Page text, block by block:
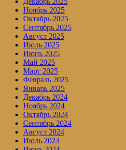
Ноябрь 2025
Октябрь 2025
Сентябрь 2025
Август 2025
Июль 2025
Июнь 2025
Май 2025
Март 2025
Февраль 2025
Январь 2025
Декабрь 2024
Ноябрь 2024
Октябрь 2024
Сентябрь 2024
Август 2024
Июль 2024